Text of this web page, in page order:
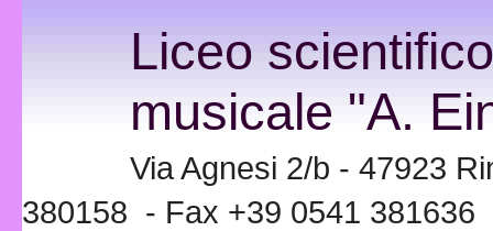
Liceo
musicale "A.
Via Agnesi 2/b - 47923
380158 - Fax +39 0541 381636